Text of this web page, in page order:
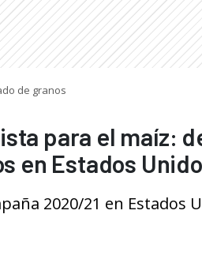
de granos
para el maíz:
en Estados
2020/21 en